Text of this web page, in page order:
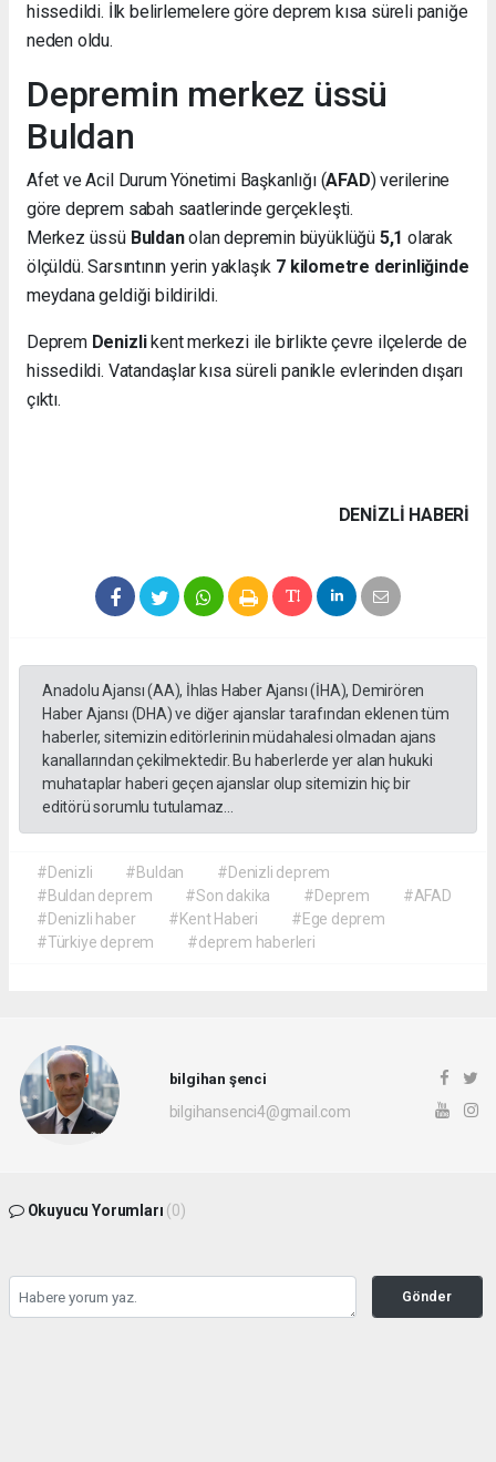
hissedildi. İlk belirlemelere göre deprem kısa süreli paniğe
neden oldu.
Depremin merkez üssü
Buldan
Afet ve Acil Durum Yönetimi Başkanlığı (AFAD) verilerine
göre deprem sabah saatlerinde gerçekleşti.
Merkez üssü Buldanolan depremin büyüklüğü 5,1 olarak
ölçüldü. Sarsıntının yerin yaklaşık 7 kilometre derinliğinde
meydana geldiği bildirildi.
Deprem Denizlikent merkezi ile birlikte çevre ilçelerde de
hissedildi. Vatandaşlar kısa süreli panikle evlerinden dışarı
çıktı.
DENIZLI HABERİ
Anadolu Ajansı (AA), İhlas Haber Ajansı (İHA), Demirören
Haber Ajansı (DHA) ve diğer ajanslar tarafından eklenen tüm
haberler, sitemizin editörlerinin müdahalesi olmadan ajans
kanallarından çekilmektedir. Bu haberlerde yer alan hukuki
muhataplar haberi geçen ajanslar olup sitemizin hiç bir
editörü sorumlu tutulamaz...
#Denizli #Buldan
#Denizli deprem
#Buldan deprem
#Son dakika #Deprem
#AFAD
#Denizli haber
#Kent Haberi
#Ege deprem
#Türkiye deprem
#deprem haberleri
bilgihan şenci
bilgihansenci4@gmail.com
Okuyucu Yorumları (0)
Gönder